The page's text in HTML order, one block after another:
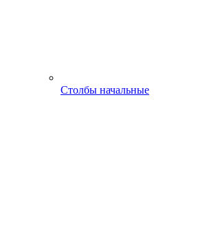
Столбы начальные